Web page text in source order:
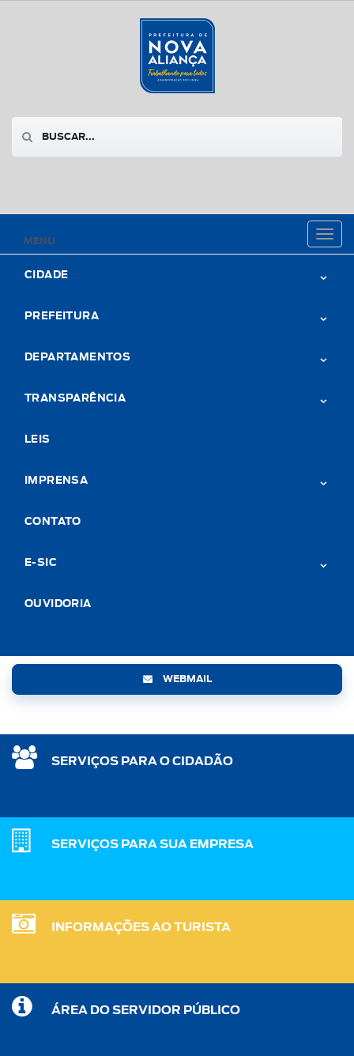
MENU
Toggle
CIDADE
PREFEITURA
DEPARTAMENTOS
TRANSPARÊNCIA
LEIS
IMPRENSA
CONTATO
E-SIC
OUVIDORIA
WEBMAIL
SERVIÇOS PARA O CIDADÃO
SERVIÇOS PARA SUA EMPRESA
INFORMAÇÕES AO TURISTA
ÁREA DO SERVIDOR PÚBLICO